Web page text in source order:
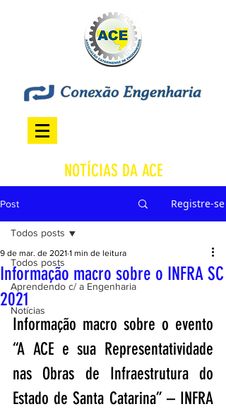
NOTÍCIAS DA ACE
Post Registre-se
Todos posts
Aprendendo c/ a Engenharia
Notícias
Todos posts
Informação macro sobre o INFRA SC
2021
9 de mar. de 2021 1 min de leitura
Informação macro sobre o evento
“A ACE e sua Representatividade
nas Obras de Infraestrutura do
Estado de Santa Catarina” – INFRA